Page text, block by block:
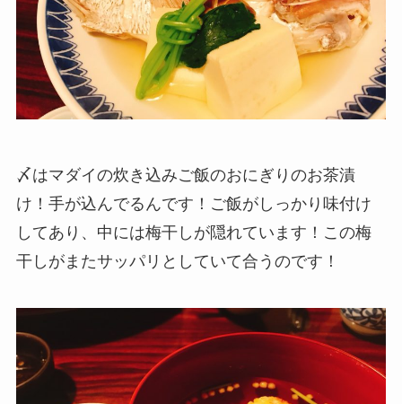
〆はマダイの炊き込みご飯のおにぎりのお茶漬
け！手が込んでるんです！ご飯がしっかり味付け
してあり、中には梅干しが隠れています！この梅
干しがまたサッパリとしていて合うのです！